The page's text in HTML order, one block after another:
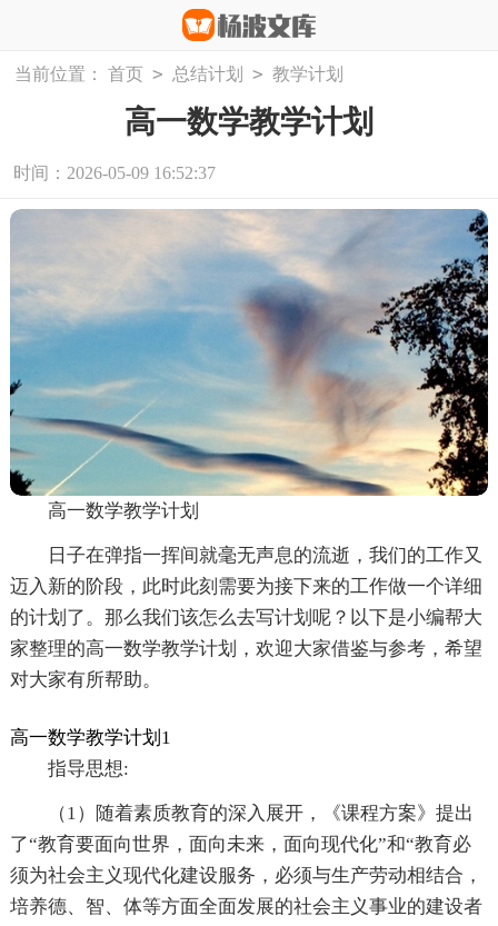
当前位置： 首页 > 总结计划 > 教学计划
高一数学教学计划
时间：2026-05-09 16:52:37
高一数学教学计划
日子在弹指一挥间就毫无声息的流逝，我们的工作又
迈入新的阶段，此时此刻需要为接下来的工作做一个详细
的计划了。那么我们该怎么去写计划呢？以下是小编帮大
家整理的高一数学教学计划，欢迎大家借鉴与参考，希望
对大家有所帮助。
高一数学教学计划1
指导思想:
（1）随着素质教育的深入展开，《课程方案》提出
了“教育要面向世界，面向未来，面向现代化”和“教育必
须为社会主义现代化建设服务，必须与生产劳动相结合，
培养德、智、体等方面全面发展的社会主义事业的建设者